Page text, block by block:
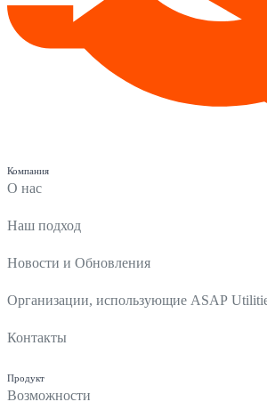
Компания
О нас
Наш подход
Новости и Обновления
Организации, использующие ASAP
Контакты
Продукт
Возможности